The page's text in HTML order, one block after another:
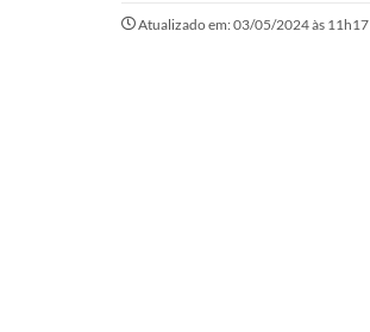
Atualizado em: 03/05/2024 às 11h17